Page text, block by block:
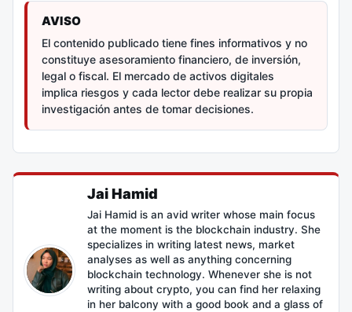
AVISO
El contenido publicado tiene fines informativos y no
constituye asesoramiento financiero, de inversión,
legal o fiscal. El mercado de activos digitales
implica riesgos y cada lector debe realizar su propia
investigación antes de tomar decisiones.
Jai Hamid
Jai Hamid is an avid writer whose main focus
at the moment is the blockchain industry. She
specializes in writing latest news, market
analyses as well as anything concerning
blockchain technology. Whenever she is not
writing about crypto, you can find her relaxing
in her balcony with a good book and a glass of